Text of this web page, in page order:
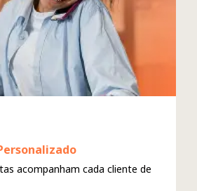
acompanham cada cliente de